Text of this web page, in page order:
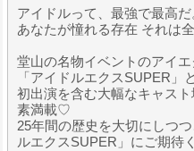
アイドルって、最強で最高だ
あなたが憧れる存在 それは
堂山の名物イベントのアイ
「アイドルエクスSUPER」
初出演を含む大幅なキャス
素満載♡
25年間の歴史を大切にしつ
ルエクスSUPER」にご期待